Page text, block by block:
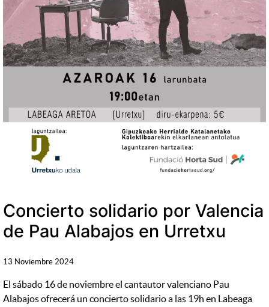
Concierto solidario por Valencia
de Pau Alabajos en Urretxu
13 Noviembre 2024
El sábado 16 de noviembre el cantautor valenciano Pau
Alabajos ofrecerá un concierto solidario a las 19h en Labeaga